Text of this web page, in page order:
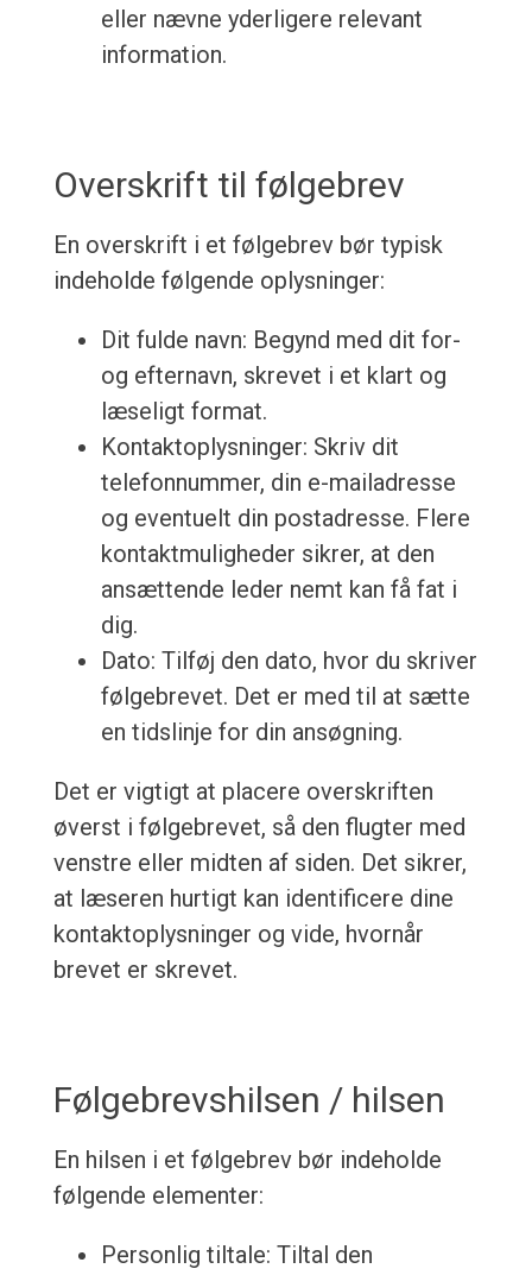
eller nævne yderligere relevant
information.
Overskrift til følgebrev
En overskrift i et følgebrev bør typisk
indeholde følgende oplysninger:
Dit fulde navn: Begynd med dit for-
og efternavn, skrevet i et klart og
læseligt format.
Kontaktoplysninger: Skriv dit
telefonnummer, din e-mailadresse
og eventuelt din postadresse. Flere
kontaktmuligheder sikrer, at den
ansættende leder nemt kan få fat i
dig.
Dato: Tilføj den dato, hvor du skriver
følgebrevet. Det er med til at sætte
en tidslinje for din ansøgning.
Det er vigtigt at placere overskriften
øverst i følgebrevet, så den flugter med
venstre eller midten af siden. Det sikrer,
at læseren hurtigt kan identificere dine
kontaktoplysninger og vide, hvornår
brevet er skrevet.
Følgebrevshilsen / hilsen
En hilsen i et følgebrev bør indeholde
følgende elementer:
Personlig tiltale: Tiltal den